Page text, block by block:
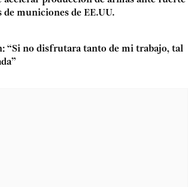
de municiones de EE.UU.
“Si no disfrutara tanto de mi trabajo, tal